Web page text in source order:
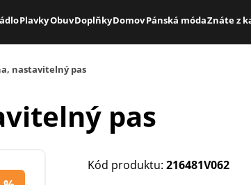
PlavkyObuvDoplňkyDomovPánská módaZnáte z
nastavitelný pas
pas
Kód produktu: 216481V062